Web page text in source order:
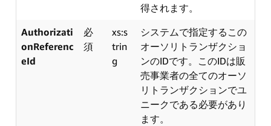
得されます。
Authorizati
onReferenc
eId
必
須
xs:s
trin
g
システムで指定するこの
オーソリトランザクショ
ンのIDです。このIDは販
売事業者の全てのオーソ
リトランザクションでユ
ニークである必要があり
ます。